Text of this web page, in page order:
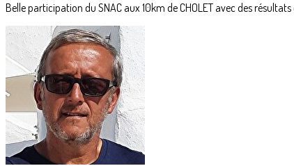
Belle participation du SNAC aux 10km de CHOLET avec des résultats